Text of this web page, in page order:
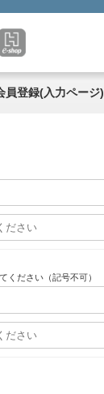
員登録(入力ページ)
ください（記号不可）